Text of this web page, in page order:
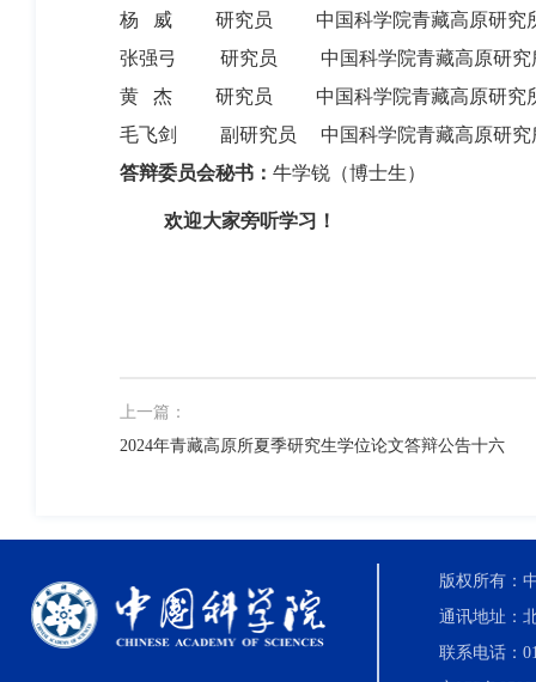
杨
威 研究员
中国科学院青藏高原研究
张强弓
研究员
中国科学院青藏高原研究
黄
杰 研究员
中国科学院青藏高原研究
毛飞剑
副研究员
中国科学院青藏高原研究
答辩委员会秘书： 牛学锐（博士生）
欢迎大家旁听学习！
上一篇：
2024年青藏高原所夏季研究生学位论文答辩公告十六
版权所有：
通讯地址：
联系电话：